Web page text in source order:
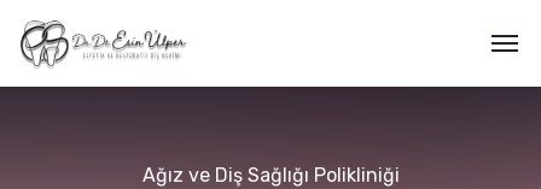
Ağız ve Diş Sağlığı Polikliniği